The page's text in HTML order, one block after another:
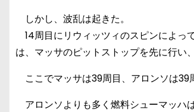
しかし、波乱は起きた。
14周目にリウィッツィのスピンによっ
は、マッサのピットストップを先に行い
ここでマッサは39周目、アロンソは39
アロンソよりも多く燃料シューマッハ